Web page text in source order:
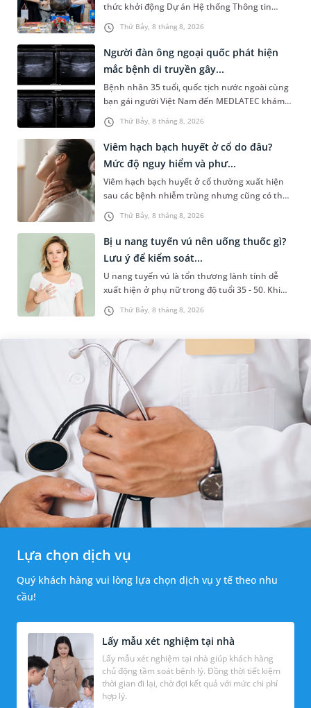
Thứ Bảy, 8 tháng 8, 2026
thức khởi động Dự án Hệ thống Thông tin
Quản lý Bệnh viện (HIS - Hospital Information
System) giai đoạn mới. Dự á...
Thứ Bảy, 8 tháng 8, 2026
Người đàn ông ngoại quốc phát hiện
mắc bệnh di truyền gây...
Bệnh nhân 35 tuổi, quốc tịch nước ngoài cùng
bạn gái người Việt Nam đến MEDLATEC khám
sức khỏe tiền hôn nhân. Qua thăm khám và
làm các xét nghiệm chuyên sâu,...
Thứ Bảy, 8 tháng 8, 2026
Viêm hạch bạch huyết ở cổ do đâu?
Mức độ nguy hiểm và phư...
Viêm hạch bạch huyết ở cổ thường xuất hiện
sau các bệnh nhiễm trùng nhưng cũng có thể
liên quan đến lao hạch hoặc ung thư. Để tìm
hiểu nguyên nhân gây viêm,...
Thứ Bảy, 8 tháng 8, 2026
Bị u nang tuyến vú nên uống thuốc gì?
Lưu ý để kiểm soát...
U nang tuyến vú là tổn thương lành tính dễ
xuất hiện ở phụ nữ trong độ tuổi 35 - 50. Khi
được chẩn đoán mắc bệnh, nhiều người
thường băn khoăn u nang tuyến v...
Lựa chọn dịch vụ
Quý khách hàng vui lòng lựa chọn dịch vụ y tế theo nhu
cầu!
Lấy mẫu xét nghiệm tại nhà
Lấy mẫu xét nghiệm tại nhà giúp khách hàng
chủ động tầm soát bệnh lý. Đồng thời tiết kiệm
thời gian đi lại, chờ đợi kết quả với mức chi phí
hợp lý.